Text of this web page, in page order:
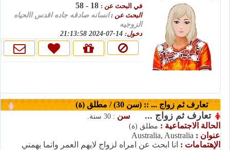
في البحث عن :
البحث عن :انسانه صادقه جاده اقدس االحياه
الزوجيه
دخول:
تعارف ثم زواج ... :: (سن 30) / مطلق (ة)
تعارف ثم زواج ... سن : 30 سنة.
الحالة الاجتماعية : مطلق (ة)
عنوان : Australia, Australia
الإهتمامات : انا ابحث عن امراه لزواج لايهم العمر وانما يهمني